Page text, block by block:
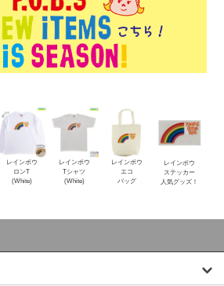
レインボウ
ロンT
(White)
レインボウ
Tシャツ
(White)
レインボウ
エコ
バッグ
レインボウ
ステッカー
人気グッズ！